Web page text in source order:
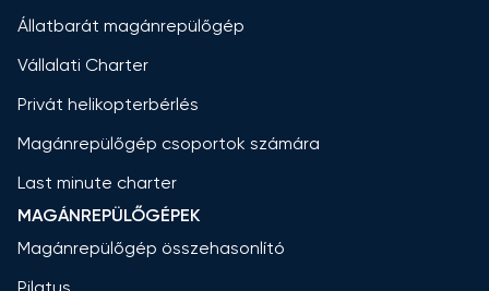
Állatbarát magánrepülőgép
Vállalati Charter
Privát helikopterbérlés
Magánrepülőgép csoportok számára
Last minute charter
MAGÁNREPÜLŐGÉPEK
Magánrepülőgép összehasonlító